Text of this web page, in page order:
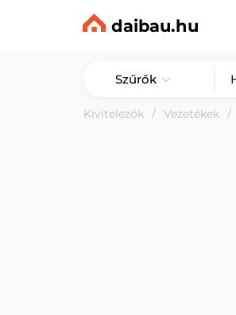
daibau.hu
Szűrők
Kivitelezők Vezetékek